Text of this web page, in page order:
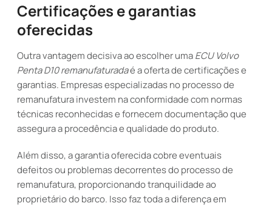
Certificações e garantias
oferecidas
Outra vantagem decisiva ao escolher umaECU Volvo
Penta D10 remanufaturadaé a oferta de certificações e
garantias. Empresas especializadas no processo de
remanufatura investem na conformidade com normas
técnicas reconhecidas e fornecem documentação que
assegura a procedência e qualidade do produto.
Além disso, a garantia oferecida cobre eventuais
defeitos ou problemas decorrentes do processo de
remanufatura, proporcionando tranquilidade ao
proprietário do barco. Isso faz toda a diferença em